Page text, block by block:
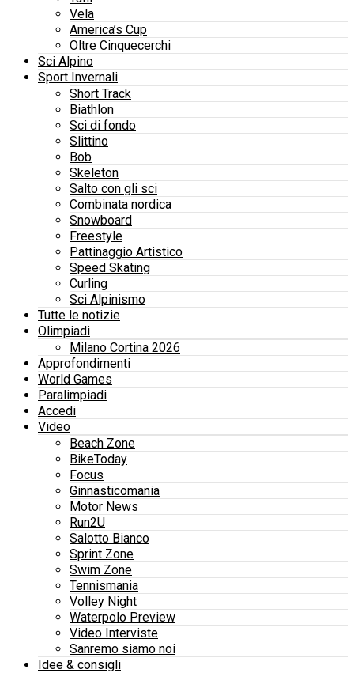
Vela
America’s Cup
Oltre Cinquecerchi
Sci Alpino
Sport Invernali
Short Track
Biathlon
Sci di fondo
Slittino
Bob
Skeleton
Salto con gli sci
Combinata nordica
Snowboard
Freestyle
Pattinaggio Artistico
Speed Skating
Curling
Sci Alpinismo
Tutte le notizie
Olimpiadi
Milano Cortina 2026
Approfondimenti
World Games
Paralimpiadi
Accedi
Video
Beach Zone
BikeToday
Focus
Ginnasticomania
Motor News
Run2U
Salotto Bianco
Sprint Zone
Swim Zone
Tennismania
Volley Night
Waterpolo Preview
Video Interviste
Sanremo siamo noi
Idee & consigli